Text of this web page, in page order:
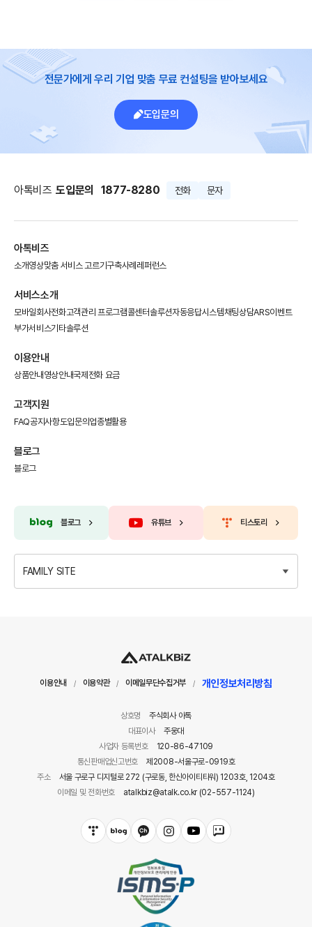
전문가에게 우리 기업 맞춤 무료 컨설팅을 받아보세요
도입문의
아톡비즈 도입문의 1877-8280 전화 문자
아톡비즈
소개영상맞춤 서비스 고르기구축사례레퍼런스
서비스소개
모바일회사전화고객관리 프로그램콜센터솔루션자동응답시스템채팅상담ARS이벤트
부가서비스기타솔루션
이용안내
상품안내영상안내국제전화 요금
고객지원
FAQ공지사항도입문의업종별활용
블로그
블로그
블로그 유튜브 티스토리
FAMILY SITE
이용안내 / 이용약관 / 이메일무단수집거부 / 개인정보처리방침
상호명
주식회사 아톡
대표이사
주웅대
사업자 등록번호
120-86-47109
통신판매업신고번호
제2008-서울구로-0919호
주소
서울 구로구 디지털로 272 (구로동, 한신아이티타워) 1203호, 1204호
이메일 및 전화번호
atalkbiz@atalk.co.kr (02-557-1124)